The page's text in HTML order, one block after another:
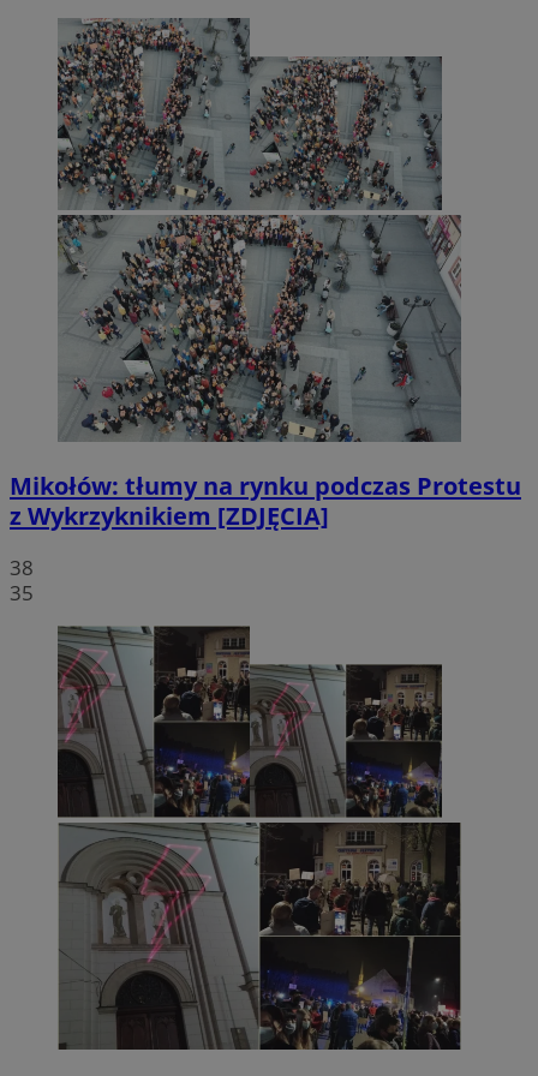
Mikołów: tłumy na rynku podczas Protestu
z Wykrzyknikiem [ZDJĘCIA]
38
35